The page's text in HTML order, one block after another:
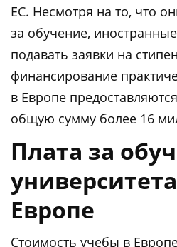
ЕС. Несмотря на то, что
за обучение,
подавать заявки на
финансирование
в Европе
общую сумму более 16
Плата за
Европе
Стоимость учебы в